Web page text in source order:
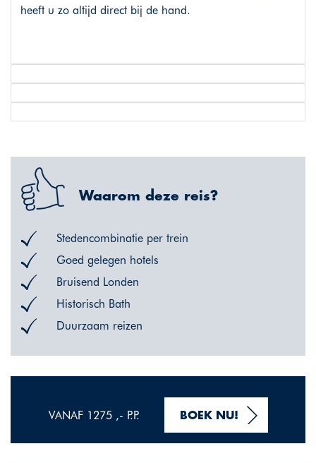
heeft u zo altijd direct bij de hand.
Waarom deze reis?
Stedencombinatie per trein
Goed gelegen hotels
Bruisend Londen
Historisch Bath
Duurzaam reizen
VANAF 1275 ,- P.P. BOEK NU!